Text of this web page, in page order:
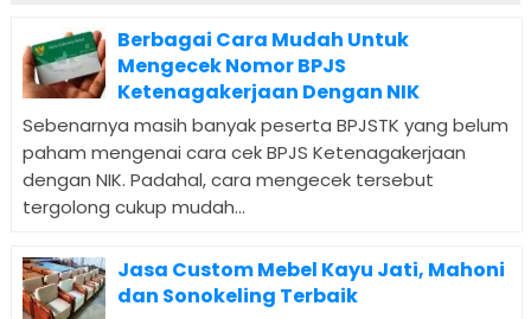
Berbagai Cara Mudah Untuk
Mengecek Nomor BPJS
Ketenagakerjaan Dengan NIK
Sebenarnya masih banyak peserta BPJSTK yang belum
paham mengenai cara cek BPJS Ketenagakerjaan
dengan NIK. Padahal, cara mengecek tersebut
tergolong cukup mudah...
Jasa Custom Mebel Kayu Jati, Mahoni
dan Sonokeling Terbaik